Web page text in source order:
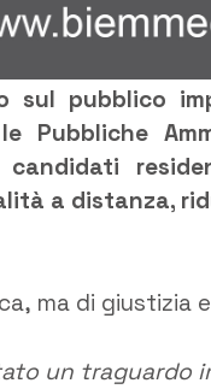
sul pubblico
Pubbliche
a distanza,
ma di giustizia
un traguardo